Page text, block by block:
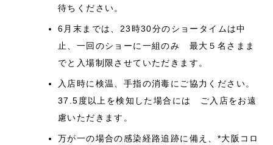
待ちください。
6月末までは、23時30分のショータイムは中
止、一回のショーに一組のみ 最大５名さまま
でと入場制限させていただきます。
入店時に検温、手指の消毒にご協力ください。
37.5度以上を検知した場合には ご入店をお遠
慮いただきます。
万が一の場合の感染経路追跡に備え、*大阪コロ